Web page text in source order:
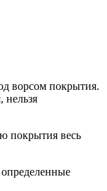
ворсом покрытия.
покрытия весь